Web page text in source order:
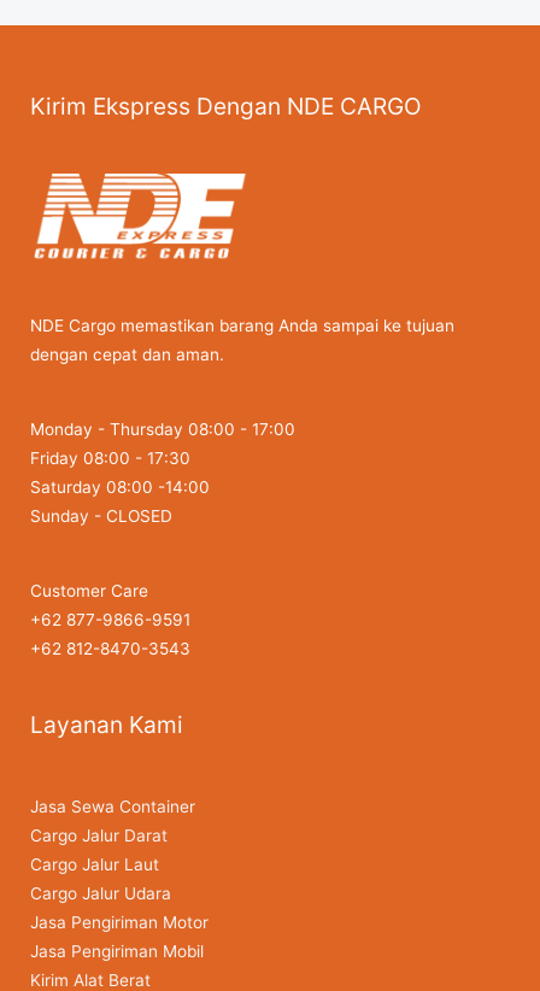
Kirim Ekspress Dengan NDE CARGO
NDE Cargo memastikan barang Anda sampai ke tujuan
dengan cepat dan aman.
Monday - Thursday 08:00 - 17:00
Friday 08:00 - 17:30
Saturday 08:00 -14:00
Sunday - CLOSED
Customer Care
+62 877-9866-9591
+62 812-8470-3543
Layanan Kami
Jasa Sewa Container
Cargo Jalur Darat
Cargo Jalur Laut
Cargo Jalur Udara
Jasa Pengiriman Motor
Jasa Pengiriman Mobil
Kirim Alat Berat